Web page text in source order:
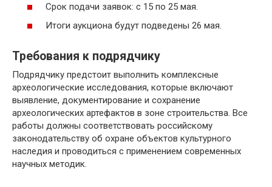
Срок подачи заявок: с 15 по 25 мая.
Итоги аукциона будут подведены 26 мая.
Требования к подрядчику
Подрядчику предстоит выполнить комплексные
археологические исследования, которые включают
выявление, документирование и сохранение
археологических артефактов в зоне строительства. Все
работы должны соответствовать российскому
законодательству об охране объектов культурного
наследия и проводиться с применением современных
научных методик.